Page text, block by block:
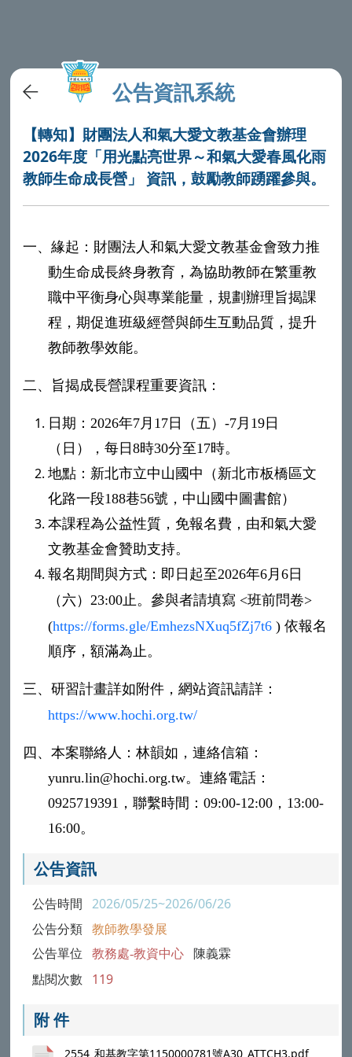
公告資訊系統
【轉知】財團法人和氣大愛文教基金會辦理
2026年度「用光點亮世界～和氣大愛春風化雨
教師生命成長營」 資訊，鼓勵教師踴躍參與。
一、緣起：財團法人和氣大愛文教基金會致力推
動生命成長終身教育，為協助教師在繁重教
職中平衡身心與專業能量，規劃辦理旨揭課
程，期促進班級經營與師生互動品質，提升
教師教學效能。
二、 旨揭成長營課程重要資訊：
日期： 2026年7 月 17日（五）-7 月 19日
（日），每日8時30分至17時。
地點：新北市立中山國中（新北市板橋區文
化路一段188巷56號，中山國中圖書館）
本課程為公益性質，免報名費，由和氣大愛
文教基金會贊助支持。
報名期間與方式：即日起至2026年6 月6日
（六） 23:00止。參與者請填寫 <班前問卷>
(https://forms.gle/EmhezsNXuq5fZj7t6 )依報名
順序，額滿為止。
三、研習計畫詳如附件，網站資訊請詳：
https://www.hochi.org.tw/
四、本案聯絡人：林韻如，連絡信箱：
yunru.lin@hochi.org.tw。連絡電話：
0925719391 ，聯繫時間：09:00-12:00 ， 13:00-
16:00。
公告資訊
公告時間 2026/05/25~2026/06/26
公告分類 教師教學發展
公告單位 教務處-教資中心 陳義霖
點閱次數 119
附 件
2554_和基教字第1150000781號A30_ATTCH3.pdf